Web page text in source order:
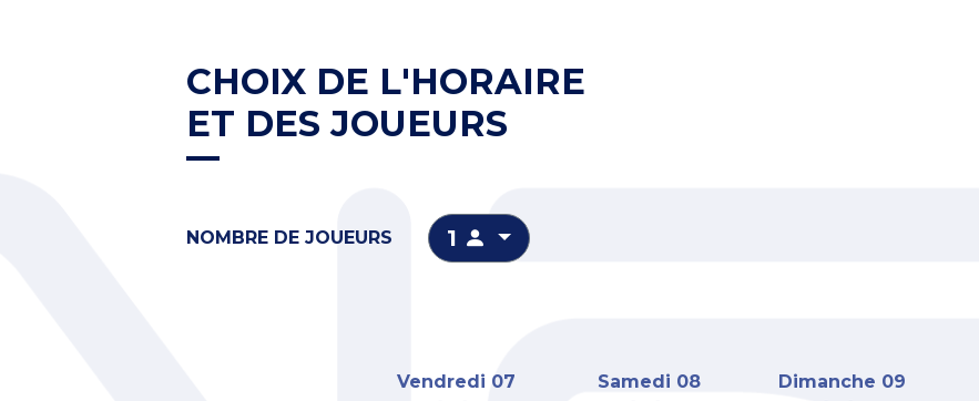
CHOIX DE L'HORAIRE
ET DES JOUEURS
NOMBRE DE JOUEURS 1
Vendredi 07
Samedi 08
Dimanche 09